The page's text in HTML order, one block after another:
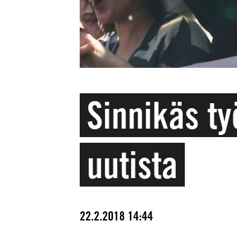
Sinnikäs
uutista
22.2.2018 14:44